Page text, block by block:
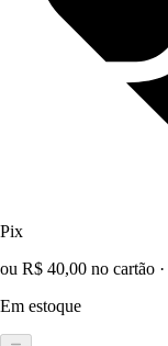
Pix
ou R$ 40,00 no cartão ·
Em estoque